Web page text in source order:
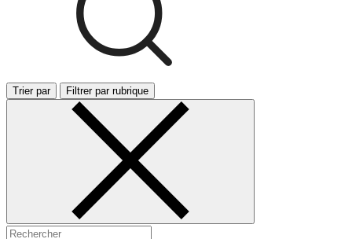
Trier par Filtrer par rubrique